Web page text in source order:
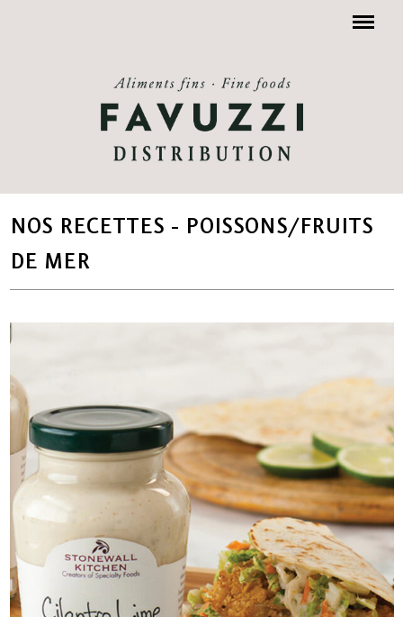
Menu
NOS RECETTES - POISSONS/FRUITS
DE MER